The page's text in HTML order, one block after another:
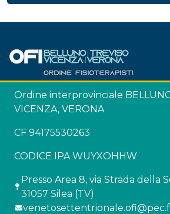
Ordine interprovinciale
VICENZA, VERONA
CF 94175530263
CODICE IPA WUYXOHHW
Presso Area 8, via Strada della
31057 Silea (TV)